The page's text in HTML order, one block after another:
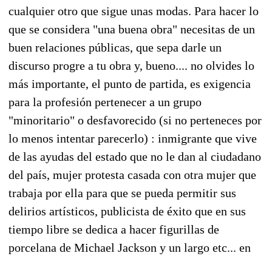
cualquier otro que sigue unas modas. Para hacer lo
que se considera "una buena obra" necesitas de un
buen relaciones públicas, que sepa darle un
discurso progre a tu obra y, bueno.... no olvides lo
más importante, el punto de partida, es exigencia
para la profesión pertenecer a un grupo
"minoritario" o desfavorecido (si no perteneces por
lo menos intentar parecerlo) : inmigrante que vive
de las ayudas del estado que no le dan al ciudadano
del país, mujer protesta casada con otra mujer que
trabaja por ella para que se pueda permitir sus
delirios artísticos, publicista de éxito que en sus
tiempo libre se dedica a hacer figurillas de
porcelana de Michael Jackson y un largo etc... en